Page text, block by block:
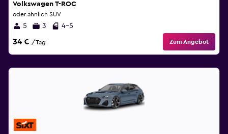
Volkswagen T-ROC
oder ähnlich SUV
5 3 4-5
34 € /Tag Zum Angebot